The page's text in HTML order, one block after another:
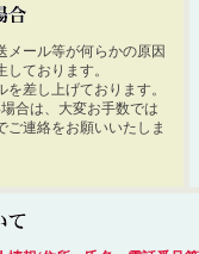
メール等が何らかの原因
ております。
差し上げております。
合は、大変お手数では
ご連絡をお願いいたしま